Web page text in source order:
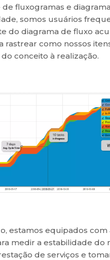
fluxogramas e
somos usuários
do diagrama de fluxo
rastrear como nossos
conceito à realização.
estamos equipados com
medir a estabilidade do
de serviços e